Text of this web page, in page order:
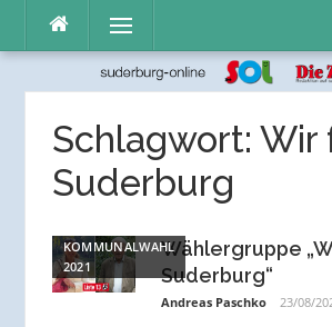
Inhalt
Menü
Schlagwort: Wir
Suderburg
KOMMUNALWAHL
2021
Wählergruppe
Suderburg“
Andreas Paschko 23/08/